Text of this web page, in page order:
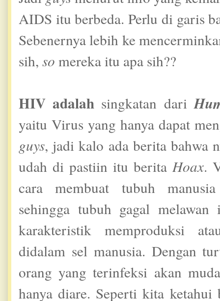
AIDS itu berbeda. Perlu di garis
Sebenernya lebih ke
sih, so mereka itu apa sih??
HIV adalah singkatan dari
yaitu Virus yang hanya dapat
guys, jadi kalo ada berita bahwa
udah di pastiin itu berita Hoax.
cara membuat tubuh
sehingga tubuh gagal
karakteristik memproduksi
didalam sel manusia. Dengan
orang yang terinfeksi akan
hanya diare. Seperti kita ketahui